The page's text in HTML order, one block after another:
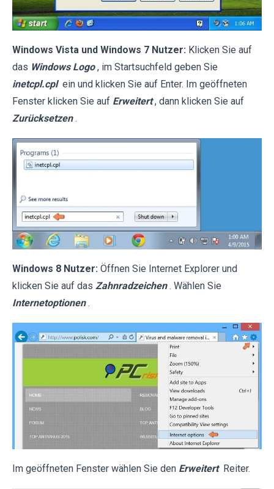
Windows Vista und Windows 7 Nutzer: Klicken Sie auf
das Windows Logo , im Startsuchfeld geben Sie
inetcpl.cpl ein und klicken Sie auf Enter. Im geöffneten
Fenster klicken Sie auf Erweitert , dann klicken Sie auf
Zurücksetzen .
Windows 8 Nutzer: Öffnen Sie Internet Explorer und
klicken Sie auf das Zahnradzeichen . Wählen Sie
Internetoptionen .
Im geöffneten Fenster wählen Sie den Erweitert Reiter.